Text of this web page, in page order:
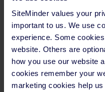
SiteMinder values your
important to us. We use
experience. Some
website. Others are
how you use our website
cookies remember your
marketing cookies help